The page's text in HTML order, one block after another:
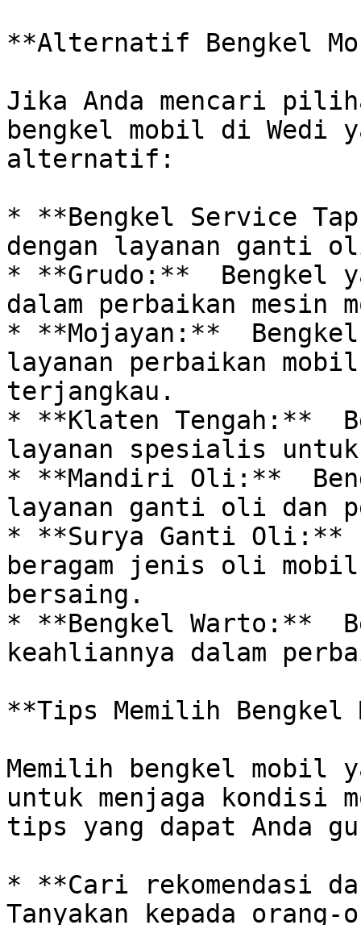
**Alternatif Bengkel
Jika Anda mencari
bengkel mobil di Wedi
alternatif:
* **Bengkel Service
dengan layanan ganti
* **Grudo:**  Bengkel
dalam perbaikan mesin
* **Mojayan:**  Bengkel
layanan perbaikan
terjangkau.
* **Klaten Tengah:**
layanan spesialis
* **Mandiri Oli:**
layanan ganti oli dan
* **Surya Ganti Oli:**
beragam jenis oli mobil
bersaing.
* **Bengkel Warto:**
keahliannya dalam
**Tips Memilih
Memilih bengkel mobil
untuk menjaga kondisi
tips yang dapat Anda
* **Cari rekomendasi
Tanyakan kepada